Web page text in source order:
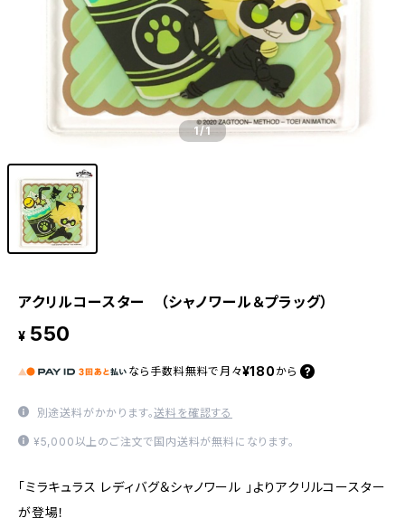
1/1
アクリルコースター （シャノワール＆プラッグ）
¥ 550
なら 手数料無料で 月々¥180 から
別途送料がかかります。送料を確認する
¥5,000以上のご注文で国内送料が無料になります。
「ミラキュラス レディバグ＆シャノワール 」よりアクリルコースター
が登場！